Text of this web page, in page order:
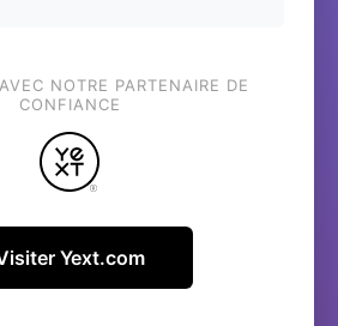
NOTRE PARTENAIRE DE
CONFIANCE
Yext.com